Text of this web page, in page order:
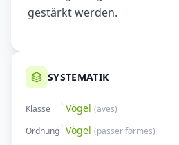
gestärkt werden.
SYSTEMATIK
Klasse Vögel (aves)
Ordnung Vögel (passeriformes)